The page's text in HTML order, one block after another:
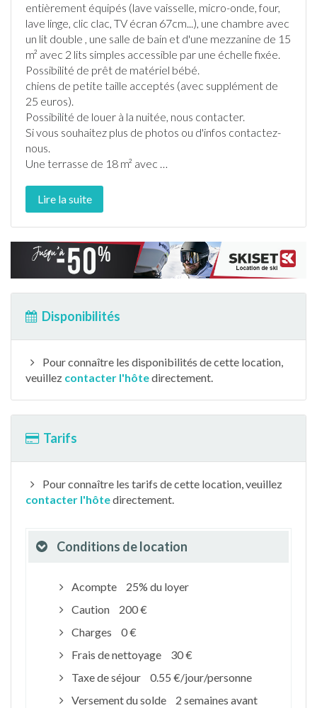
entièrement équipés (lave vaisselle, micro-onde, four,
lave linge, clic clac, TV écran 67cm...), une chambre avec
un lit double , une salle de bain et d'une mezzanine de 15
m² avec 2 lits simples accessible par une échelle fixée.
Possibilité de prêt de matériel bébé.
chiens de petite taille acceptés (avec supplément de
25 euros).
Possibilité de louer à la nuitée, nous contacter.
Si vous souhaitez plus de photos ou d'infos contactez-
nous.
Une terrasse de 18 m² avec …
Lire la suite
Disponibilités
Pour connaître les disponibilités de cette location,
veuillez contacter l'hôtedirectement.
Tarifs
Pour connaître les tarifs de cette location, veuillez
contacter l'hôtedirectement.
Conditions de location
Acompte
25% du loyer
Caution
200 €
Charges
0 €
Frais de nettoyage
30 €
Taxe de séjour
0.55 €/jour/personne
Versement du solde
2 semaines avant